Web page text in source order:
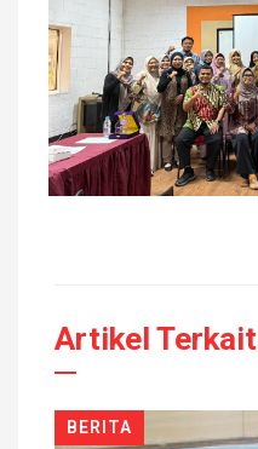
Artikel Terkait
BERITA